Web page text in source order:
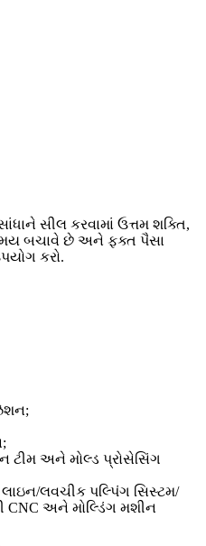
સીલ કરવામાં ઉત્તમ શક્તિ,
બચાવે છે અને ફક્ત પૈસા
કરો.
ટીમ અને મોલ્ડ પ્રોસેસિંગ
લવચીક પલ્પિંગ સિસ્ટમ/
CNC અને મોલ્ડિંગ મશીન